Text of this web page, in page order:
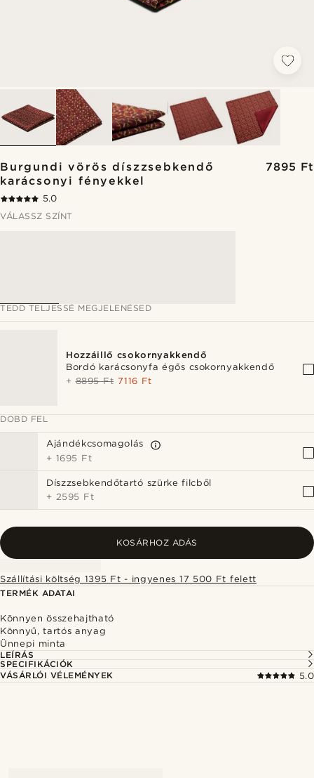
Burgundi vörös díszzsebkendő
karácsonyi fényekkel
7895 Ft
5.0
VÁLASSZ SZÍNT
TEDD TELJESSÉ MEGJELENÉSED
Hozzáillő csokornyakkendő
Bordó karácsonyfa égős csokornyakkendő
+8895 Ft 7116 Ft
DOBD FEL
Ajándékcsomagolás
+ 1695 Ft
Díszzsebkendőtartó szürke filcből
+ 2595 Ft
KOSÁRHOZ ADÁS
Szállítási költség 1395 Ft - ingyenes 17 500 Ft felett
TERMÉK ADATAI
Könnyen összehajtható
Könnyű, tartós anyag
Ünnepi minta
LEÍRÁS
SPECIFIKÁCIÓK
VÁSÁRLÓI VÉLEMÉNYEK
5.0